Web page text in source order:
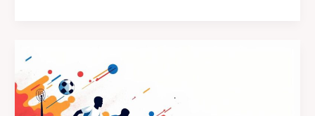
Everton
Goodison
Park